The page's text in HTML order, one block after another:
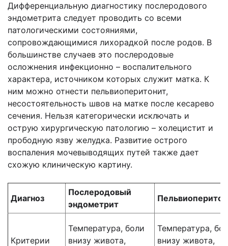
Дифференциальную диагностику послеродового
эндометрита следует проводить со всеми
патологическими состояниями,
сопровождающимися лихорадкой после родов. В
большинстве случаев это послеродовые
осложнения инфекционно – воспалительного
характера, источником которых служит матка. К
ним можно отнести пельвиоперитонит,
несостоятельность швов на матке после кесарево
сечения. Нельзя категорически исключать и
острую хирургическую патологию – холецистит и
прободную язву желудка. Развитие острого
воспаления мочевыводящих путей также дает
схожую клиническую картину.
Диагноз
Послеродовый
эндометрит
Критерии
Температура, боли
внизу живота,
Температура,
внизу живота,